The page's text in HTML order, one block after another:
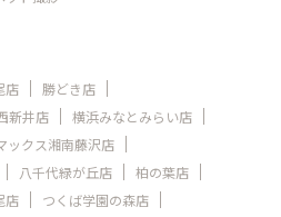
店
勝どき店
新井店
横浜みなとみらい店
ックス湘南藤沢店
八千代緑が丘店
柏の葉店
店
つくば学園の森店